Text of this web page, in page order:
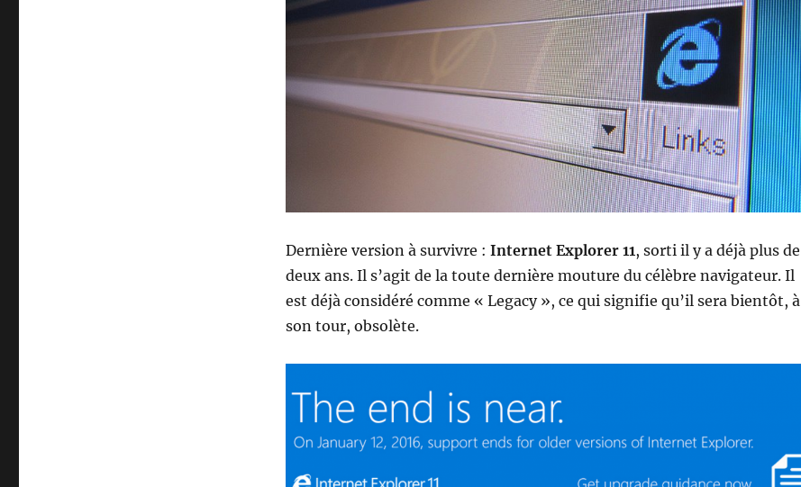
Dernière version à survivre : Internet Explorer 11, sorti il y a déjà plus de
deux ans. Il s’agit de la toute dernière mouture du célèbre navigateur. Il
est déjà considéré comme « Legacy », ce qui signifie qu’il sera bientôt, à
son tour, obsolète.